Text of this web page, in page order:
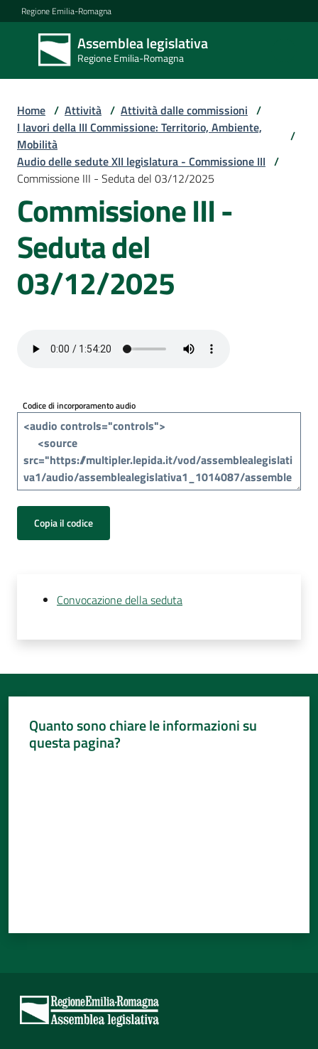
Vai al contenuto
Vai alla navigazione
Vai al footer
Regione Emilia-Romagna
Assemblea legislativa
Regione Emilia-Romagna
Assemblea
legislativa
Regione Emilia-
Assemblea
Attività
media
i
cittadini
Home / Attività / Attività dalle commissioni /
I lavori della III Commissione: Territorio, Ambiente,
Mobilità
/
Audio delle sedute XII legislatura - Commissione III /
Commissione III - Seduta del 03/12/2025
Commissione III -
Seduta del
03/12/2025
Codice di incorporamento audio
Copia il codice
Convocazione della seduta
Quanto sono chiare le informazioni su
questa pagina?